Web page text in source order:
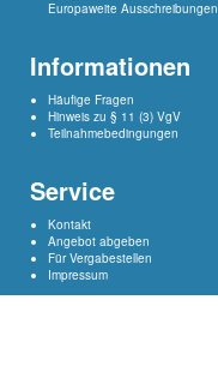
Europaweite Ausschreibungen
Informationen
Häufige Fragen
Hinweis zu § 11 (3) VgV
Teilnahmebedingungen
Service
Kontakt
Angebot abgeben
Für Vergabestellen
Impressum